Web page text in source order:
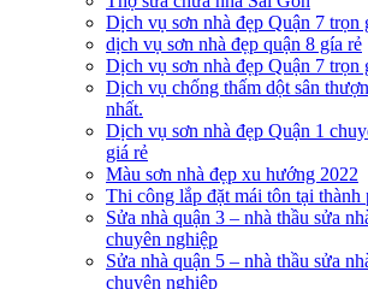
Dịch vụ sơn nhà đẹp Quận 7 trọn
dịch vụ sơn nhà đẹp quận 8 gía rẻ
Dịch vụ sơn nhà đẹp Quận 7 trọn
Dịch vụ chống thấm dột sân
nhất.
Dịch vụ sơn nhà đẹp Quận 1
giá rẻ
Màu sơn nhà đẹp xu hướng 2022
Thi công lắp đặt mái tôn tại
Sửa nhà quận 3 – nhà thầu sửa
chuyên nghiệp
Sửa nhà quận 5 – nhà thầu sửa
chuyên nghiệp